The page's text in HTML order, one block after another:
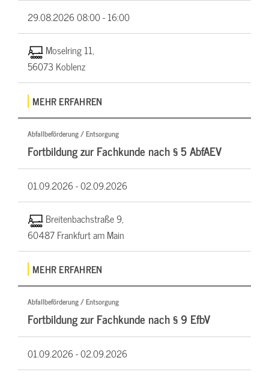
29.08.202608:00 - 16:00
Moselring 11,
56073 Koblenz
MEHR ERFAHREN
Abfallbeförderung / Entsorgung
Fortbildung zur Fachkunde nach § 5 AbfAEV
01.09.2026 -02.09.2026
Breitenbachstraße 9,
60487 Frankfurt am Main
MEHR ERFAHREN
Abfallbeförderung / Entsorgung
Fortbildung zur Fachkunde nach § 9 EfbV
01.09.2026 -02.09.2026